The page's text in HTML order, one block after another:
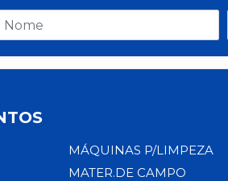
MÁQUINAS P/LIMPEZA
MATER.DE CAMPO